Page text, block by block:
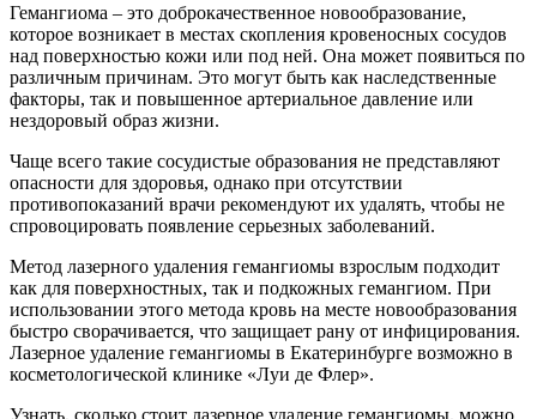
Гемангиома – это доброкачественное новообразование,
которое возникает в местах скопления кровеносных сосудов
над поверхностью кожи или под ней. Она может появиться по
различным причинам. Это могут быть как наследственные
факторы, так и повышенное артериальное давление или
нездоровый образ жизни.
Чаще всего такие сосудистые образования не представляют
опасности для здоровья, однако при отсутствии
противопоказаний врачи рекомендуют их удалять, чтобы не
спровоцировать появление серьезных заболеваний.
Метод лазерного удаления гемангиомы взрослым подходит
как для поверхностных, так и подкожных гемангиом. При
использовании этого метода кровь на месте новообразования
быстро сворачивается, что защищает рану от инфицирования.
Лазерное удаление гемангиомы в Екатеринбурге возможно в
косметологической клинике «Луи де Флер».
Узнать, сколько стоит лазерное удаление гемангиомы, можно